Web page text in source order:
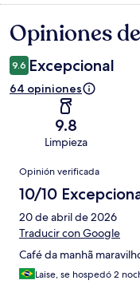
Opiniones
Opiniones
9.6 Excepcional
64 opiniones
9.8
Limpieza
Opiniones
Opinión verificada
10/10
20 de abril de 2026
Traducir con Google
Café da manhã
Laise, se hospedó 2